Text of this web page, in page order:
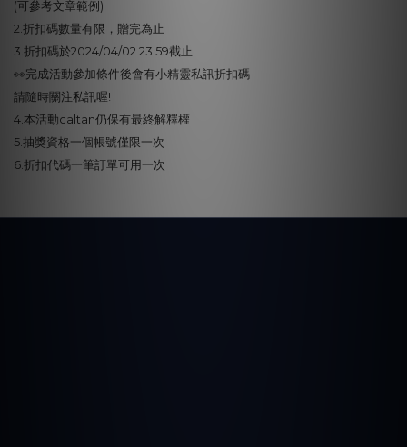
(可參考文章範例)
2.折扣碼數量有限，贈完為止
3.折扣碼於2024/04/02 23:59截止
👀完成活動參加條件後會有小精靈私訊折扣碼
請隨時關注私訊喔!
4.本活動caltan仍保有最終解釋權
5.抽獎資格一個帳號僅限一次
6.折扣代碼一筆訂單可用一次